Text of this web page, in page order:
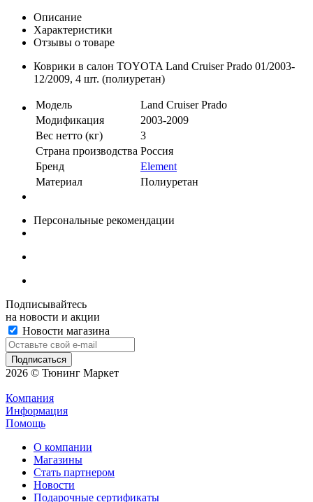
Описание
Характеристики
Отзывы о товаре
Коврики в салон TOYOTA Land Cruiser Prado 01/2003-
12/2009, 4 шт. (полиуретан)
Модель
Land Cruiser Prado
Модификация
2003-2009
Вес нетто (кг)
3
Страна производства Россия
Бренд
Element
Материал
Полиуретан
Персональные рекомендации
Подписывайтесь
на новости и акции
Новости магазина
2026 © Тюнинг Маркет
Компания
Информация
Помощь
О компании
Магазины
Стать партнером
Новости
Подарочные сертификаты